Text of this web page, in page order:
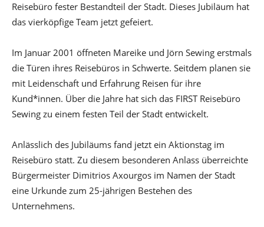
Reisebüro fester Bestandteil der Stadt. Dieses Jubiläum hat
das vierköpfige Team jetzt gefeiert.
Im Januar 2001 öffneten Mareike und Jörn Sewing erstmals
die Türen ihres Reisebüros in Schwerte. Seitdem planen sie
mit Leidenschaft und Erfahrung Reisen für ihre
Kund*innen. Über die Jahre hat sich das FIRST Reisebüro
Sewing zu einem festen Teil der Stadt entwickelt.
Anlässlich des Jubiläums fand jetzt ein Aktionstag im
Reisebüro statt. Zu diesem besonderen Anlass überreichte
Bürgermeister Dimitrios Axourgos im Namen der Stadt
eine Urkunde zum 25-jährigen Bestehen des
Unternehmens.